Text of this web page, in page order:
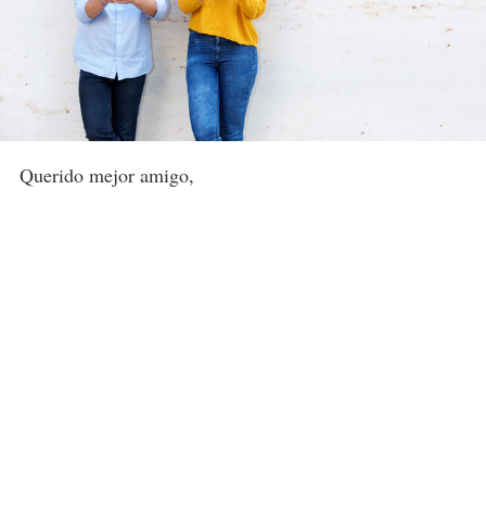
Querido mejor amigo,